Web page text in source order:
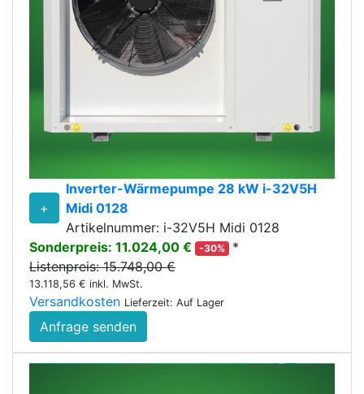
+
Inverter-Wärmepumpe 28 kW i-32V5H
Midi 0128
Artikelnummer: i-32V5H Midi 0128
Sonderpreis: 11.024,00 €
-30%
*
Listenpreis: 15.748,00 €
13.118,56 € inkl. MwSt.
Versandkosten Lieferzeit: Auf Lager
Anfrage senden